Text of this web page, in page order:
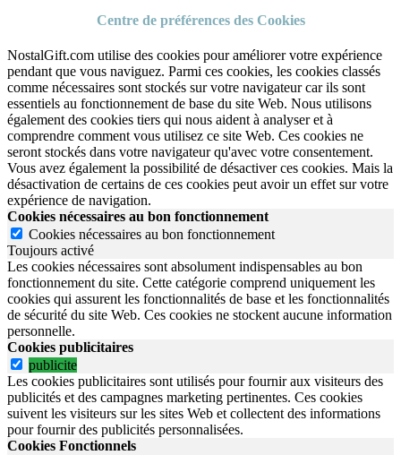
Centre de préférences des Cookies
NostalGift.com utilise des cookies pour améliorer votre expérience
pendant que vous naviguez. Parmi ces cookies, les cookies classés
comme nécessaires sont stockés sur votre navigateur car ils sont
essentiels au fonctionnement de base du site Web. Nous utilisons
également des cookies tiers qui nous aident à analyser et à
comprendre comment vous utilisez ce site Web. Ces cookies ne
seront stockés dans votre navigateur qu'avec votre consentement.
Vous avez également la possibilité de désactiver ces cookies. Mais la
désactivation de certains de ces cookies peut avoir un effet sur votre
expérience de navigation.
Cookies nécessaires au bon fonctionnement
Cookies nécessaires au bon fonctionnement
Toujours activé
Les cookies nécessaires sont absolument indispensables au bon
fonctionnement du site. Cette catégorie comprend uniquement les
cookies qui assurent les fonctionnalités de base et les fonctionnalités
de sécurité du site Web. Ces cookies ne stockent aucune information
personnelle.
Cookies publicitaires
publicite
Les cookies publicitaires sont utilisés pour fournir aux visiteurs des
publicités et des campagnes marketing pertinentes. Ces cookies
suivent les visiteurs sur les sites Web et collectent des informations
pour fournir des publicités personnalisées.
Cookies Fonctionnels